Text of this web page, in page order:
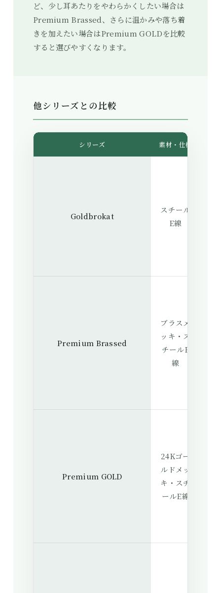
ど、少し耳あたりをやわらかくしたい場合は
Premium Brassed、さらに温かみや落ち着
きを加えたい場合はPremium GOLDを比較
すると選びやすくなります。
他シリーズとの比較
シリーズ 素材・仕様
Goldbrokat
スチール
E線
Premium Brassed
ブラスメ
ッキ・ス
チールE
線
Premium GOLD
24Kゴー
ルドメッ
キ・スチ
ールE線